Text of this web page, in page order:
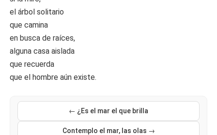
el árbol solitario
que camina
en busca de raíces,
alguna casa aislada
que recuerda
que el hombre aún existe.
← ¿Es el mar el que brilla
Contemplo el mar, las olas →